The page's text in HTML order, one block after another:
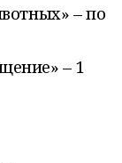
– по
– 1